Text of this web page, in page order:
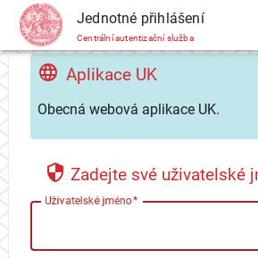
CAS Jednotné přihlášení
Centrální autentizační služba
Aplikace UK
Obecná webová aplikace UK.
Zadejte své uživatelské
Uživatelské jméno